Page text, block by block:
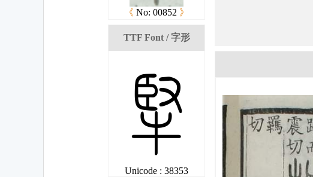
《 No: 00852 》
TTF Font / 字形
兓
Unicode : 38353